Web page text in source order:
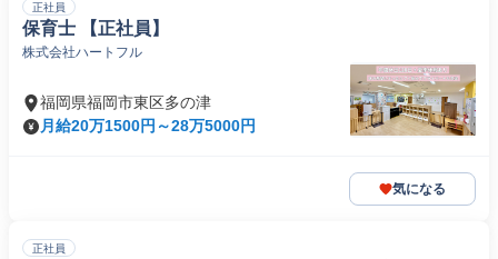
正社員
保育士 【正社員】
株式会社ハートフル
福岡県福岡市東区多の津
月給20万1500円～28万5000円
気になる
正社員